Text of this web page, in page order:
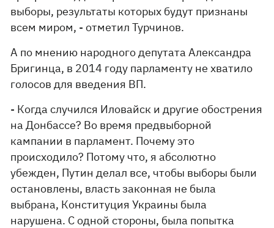
выборы, результаты которых будут признаны
всем миром, - отметил Турчинов.
А по мнению народного депутата Александра
Бригинца, в 2014 году парламенту не хватило
голосов для введения ВП.
- Когда случился Иловайск и другие обострения
на Донбассе? Во время предвыборной
кампании в парламент. Почему это
происходило? Потому что, я абсолютно
убежден, Путин делал все, чтобы выборы были
остановлены, власть законная не была
выбрана, Конституция Украины была
нарушена. С одной стороны, была попытка